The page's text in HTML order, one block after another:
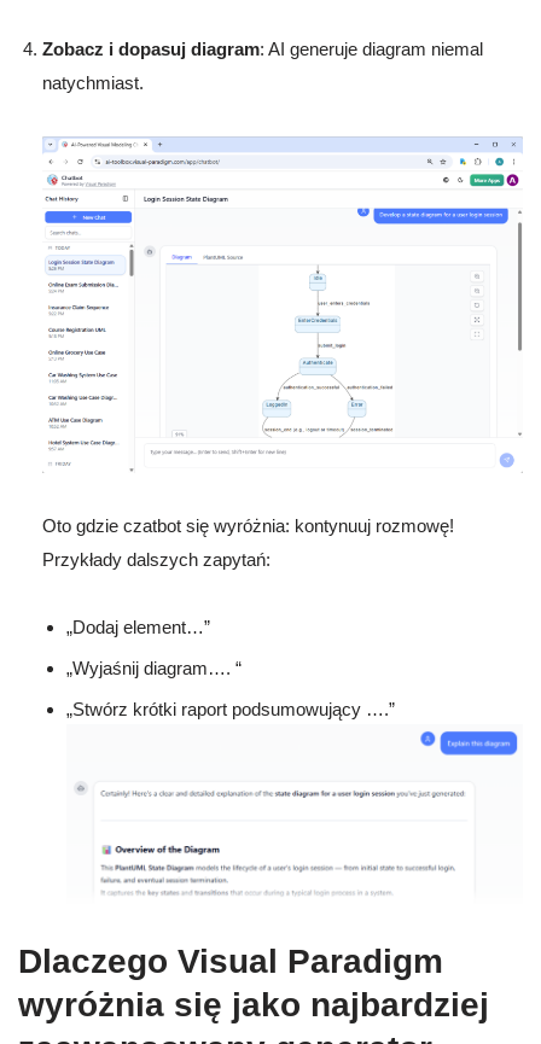
Zobacz i dopasuj diagram: AI generuje diagram niemal
natychmiast.
Oto gdzie czatbot się wyróżnia: kontynuuj rozmowę!
Przykłady dalszych zapytań:
„Dodaj element…”
„Wyjaśnij diagram…. “
„Stwórz krótki raport podsumowujący ….”
Dlaczego Visual Paradigm
wyróżnia się jako najbardziej